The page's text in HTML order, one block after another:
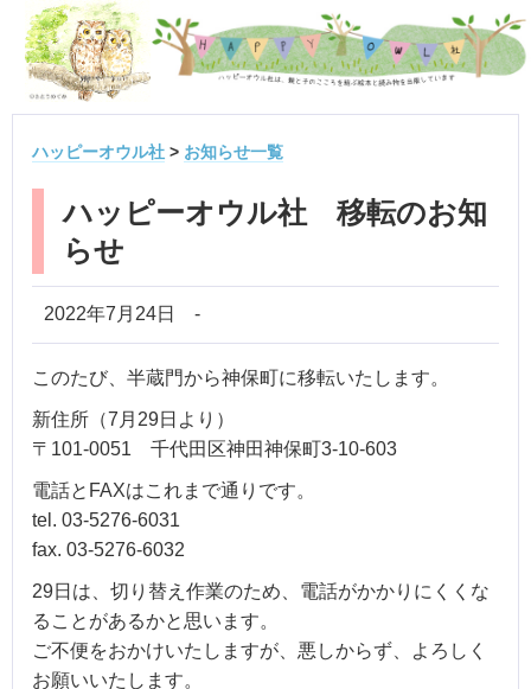
ハッピーオウル社 > お知らせ一覧
ハッピーオウル社 移転のお知
らせ
2022年7月24日 -
このたび、半蔵門から神保町に移転いたします。
新住所（7月29日より）
〒101-0051 千代田区神田神保町3-10-603
電話とFAXはこれまで通りです。
tel. 03-5276-6031
fax. 03-5276-6032
29日は、切り替え作業のため、電話がかかりにくくな
ることがあるかと思います。
ご不便をおかけいたしますが、悪しからず、よろしく
お願いいたします。